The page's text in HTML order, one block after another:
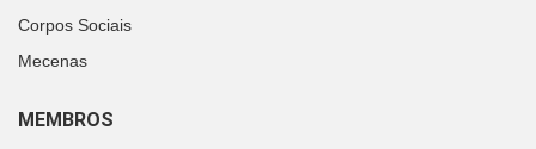
Corpos Sociais
Mecenas
MEMBROS